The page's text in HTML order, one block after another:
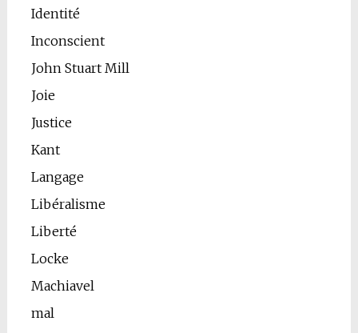
Identité
Inconscient
John Stuart Mill
Joie
Justice
Kant
Langage
Libéralisme
Liberté
Locke
Machiavel
mal